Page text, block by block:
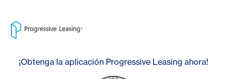
¡Obtenga la aplicación Progressive Leasing ahora!